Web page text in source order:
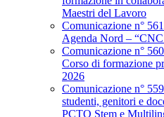
Maestri del Lavoro
Comunicazione n°
Agenda Nord –
Comunicazione n°
Corso di formazione
2026
Comunicazione n°
studenti, genitori e
PCTO Stem e